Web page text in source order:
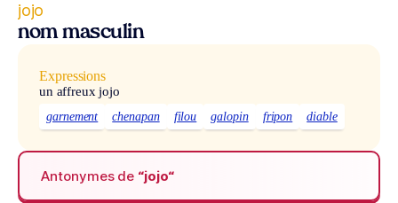
jojo
nom masculin
Expressions
un affreux jojo
garnement chenapan filou galopin fripon diable
Antonymes de “jojo“